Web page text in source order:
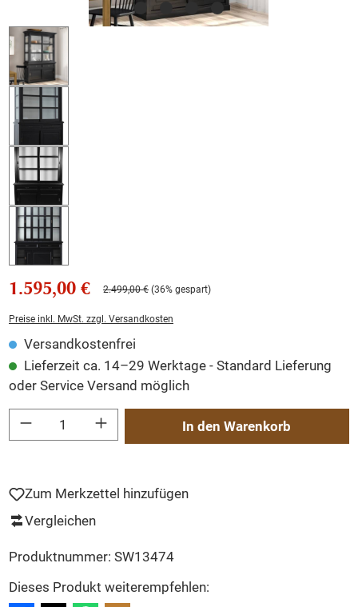
1.595,00 € 2.499,00 € (36% gespart)
Preise inkl. MwSt. zzgl. Versandkosten
Versandkostenfrei
Lieferzeit ca. 14–29 Werktage - Standard Lieferung
oder Service Versand möglich
Produkt Anzahl: Gib den gewünschten Wert ein oder benutze die Schaltflächen
In den Warenkorb
Zum Merkzettel hinzufügen
Vergleichen
Produktnummer: SW13474
Dieses Produkt weiterempfehlen: